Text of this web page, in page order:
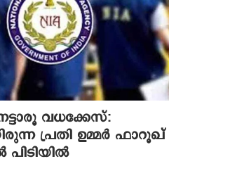
വധക്കേസ്:
പ്രതി ഉമ്മർ ഫാറൂഖ്
പിടിയിൽ